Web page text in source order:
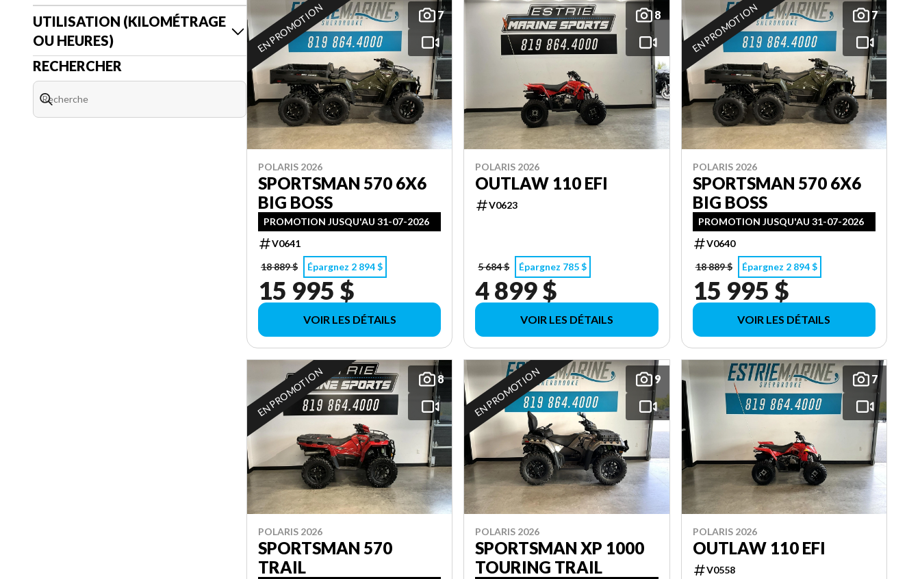
UTILISATION (KILOMÉTRAGE
OU HEURES)
RECHERCHER
7
EN PROMOTION
POLARIS 2026
SPORTSMAN 570 6X6
BIG BOSS
PROMOTION JUSQU'AU 31-07-2026
V0641
18 889 $
Épargnez 2 894 $
15 995 $
VOIR LES DÉTAILS
8
POLARIS 2026
OUTLAW 110 EFI
V0623
5 684 $ Épargnez 785 $
4 899 $
VOIR LES DÉTAILS
7
EN PROMOTION
POLARIS 2026
SPORTSMAN 570 6X6
BIG BOSS
PROMOTION JUSQU'AU 31-07-2026
V0640
18 889 $
Épargnez 2 894 $
15 995 $
VOIR LES DÉTAILS
8
EN PROMOTION
POLARIS 2026
SPORTSMAN 570
TRAIL
9
EN PROMOTION
POLARIS 2026
SPORTSMAN XP 1000
TOURING TRAIL
7
POLARIS 2026
OUTLAW 110 EFI
V0558